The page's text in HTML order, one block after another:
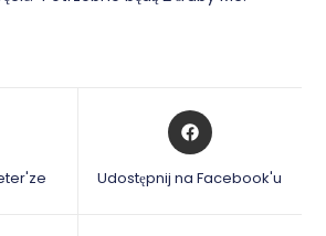
Opens
in
a
new
Udostępnij na Facebook'u